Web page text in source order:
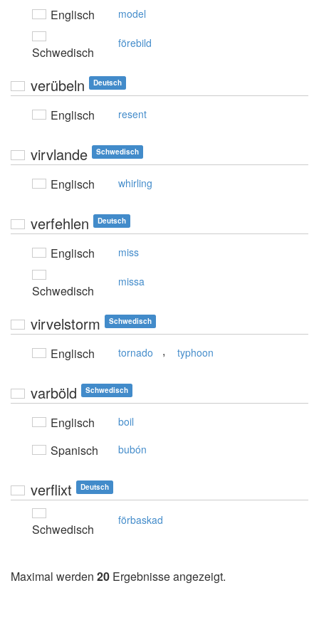
Englisch model
Schwedisch
förebild
verübeln Deutsch
Englisch resent
virvlande Schwedisch
Englisch whirling
verfehlen Deutsch
Englisch miss
Schwedisch
missa
virvelstorm Schwedisch
Englisch tornado , typhoon
varböld Schwedisch
Englisch boil
Spanisch bubón
verflixt Deutsch
Schwedisch
förbaskad
Maximal werden 20 Ergebnisse angezeigt.